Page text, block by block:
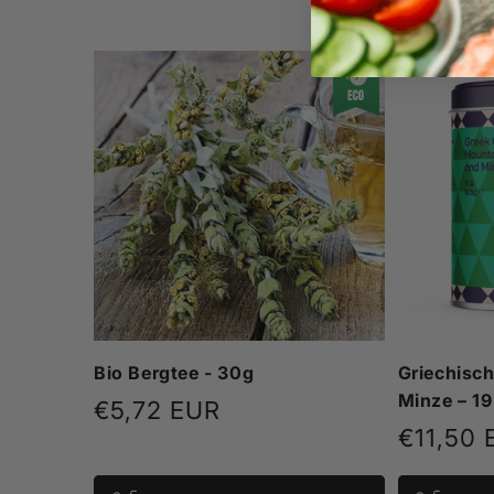
Bio Bergtee - 30g
Normaler
€5,72 EUR
Minze –
Preis
€11,50